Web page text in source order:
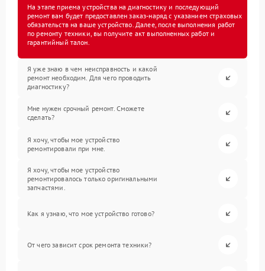
На этапе приема устройства на диагностику и последующий
ремонт вам будет предоставлен заказ-наряд с указанием страховых
обязательств на ваше устройство. Далее, после выполнения работ
по ремонту техники, вы получите акт выполненных работ и
гарантийный талон.
Я уже знаю в чем неисправность и какой
ремонт необходим. Для чего проводить
диагностику?
Мне нужен срочный ремонт. Сможете
сделать?
Я хочу, чтобы мое устройство
ремонтировали при мне.
Я хочу, чтобы мое устройство
ремонтировалось только оригинальными
запчастями.
Как я узнаю, что мое устройство готово?
От чего зависит срок ремонта техники?